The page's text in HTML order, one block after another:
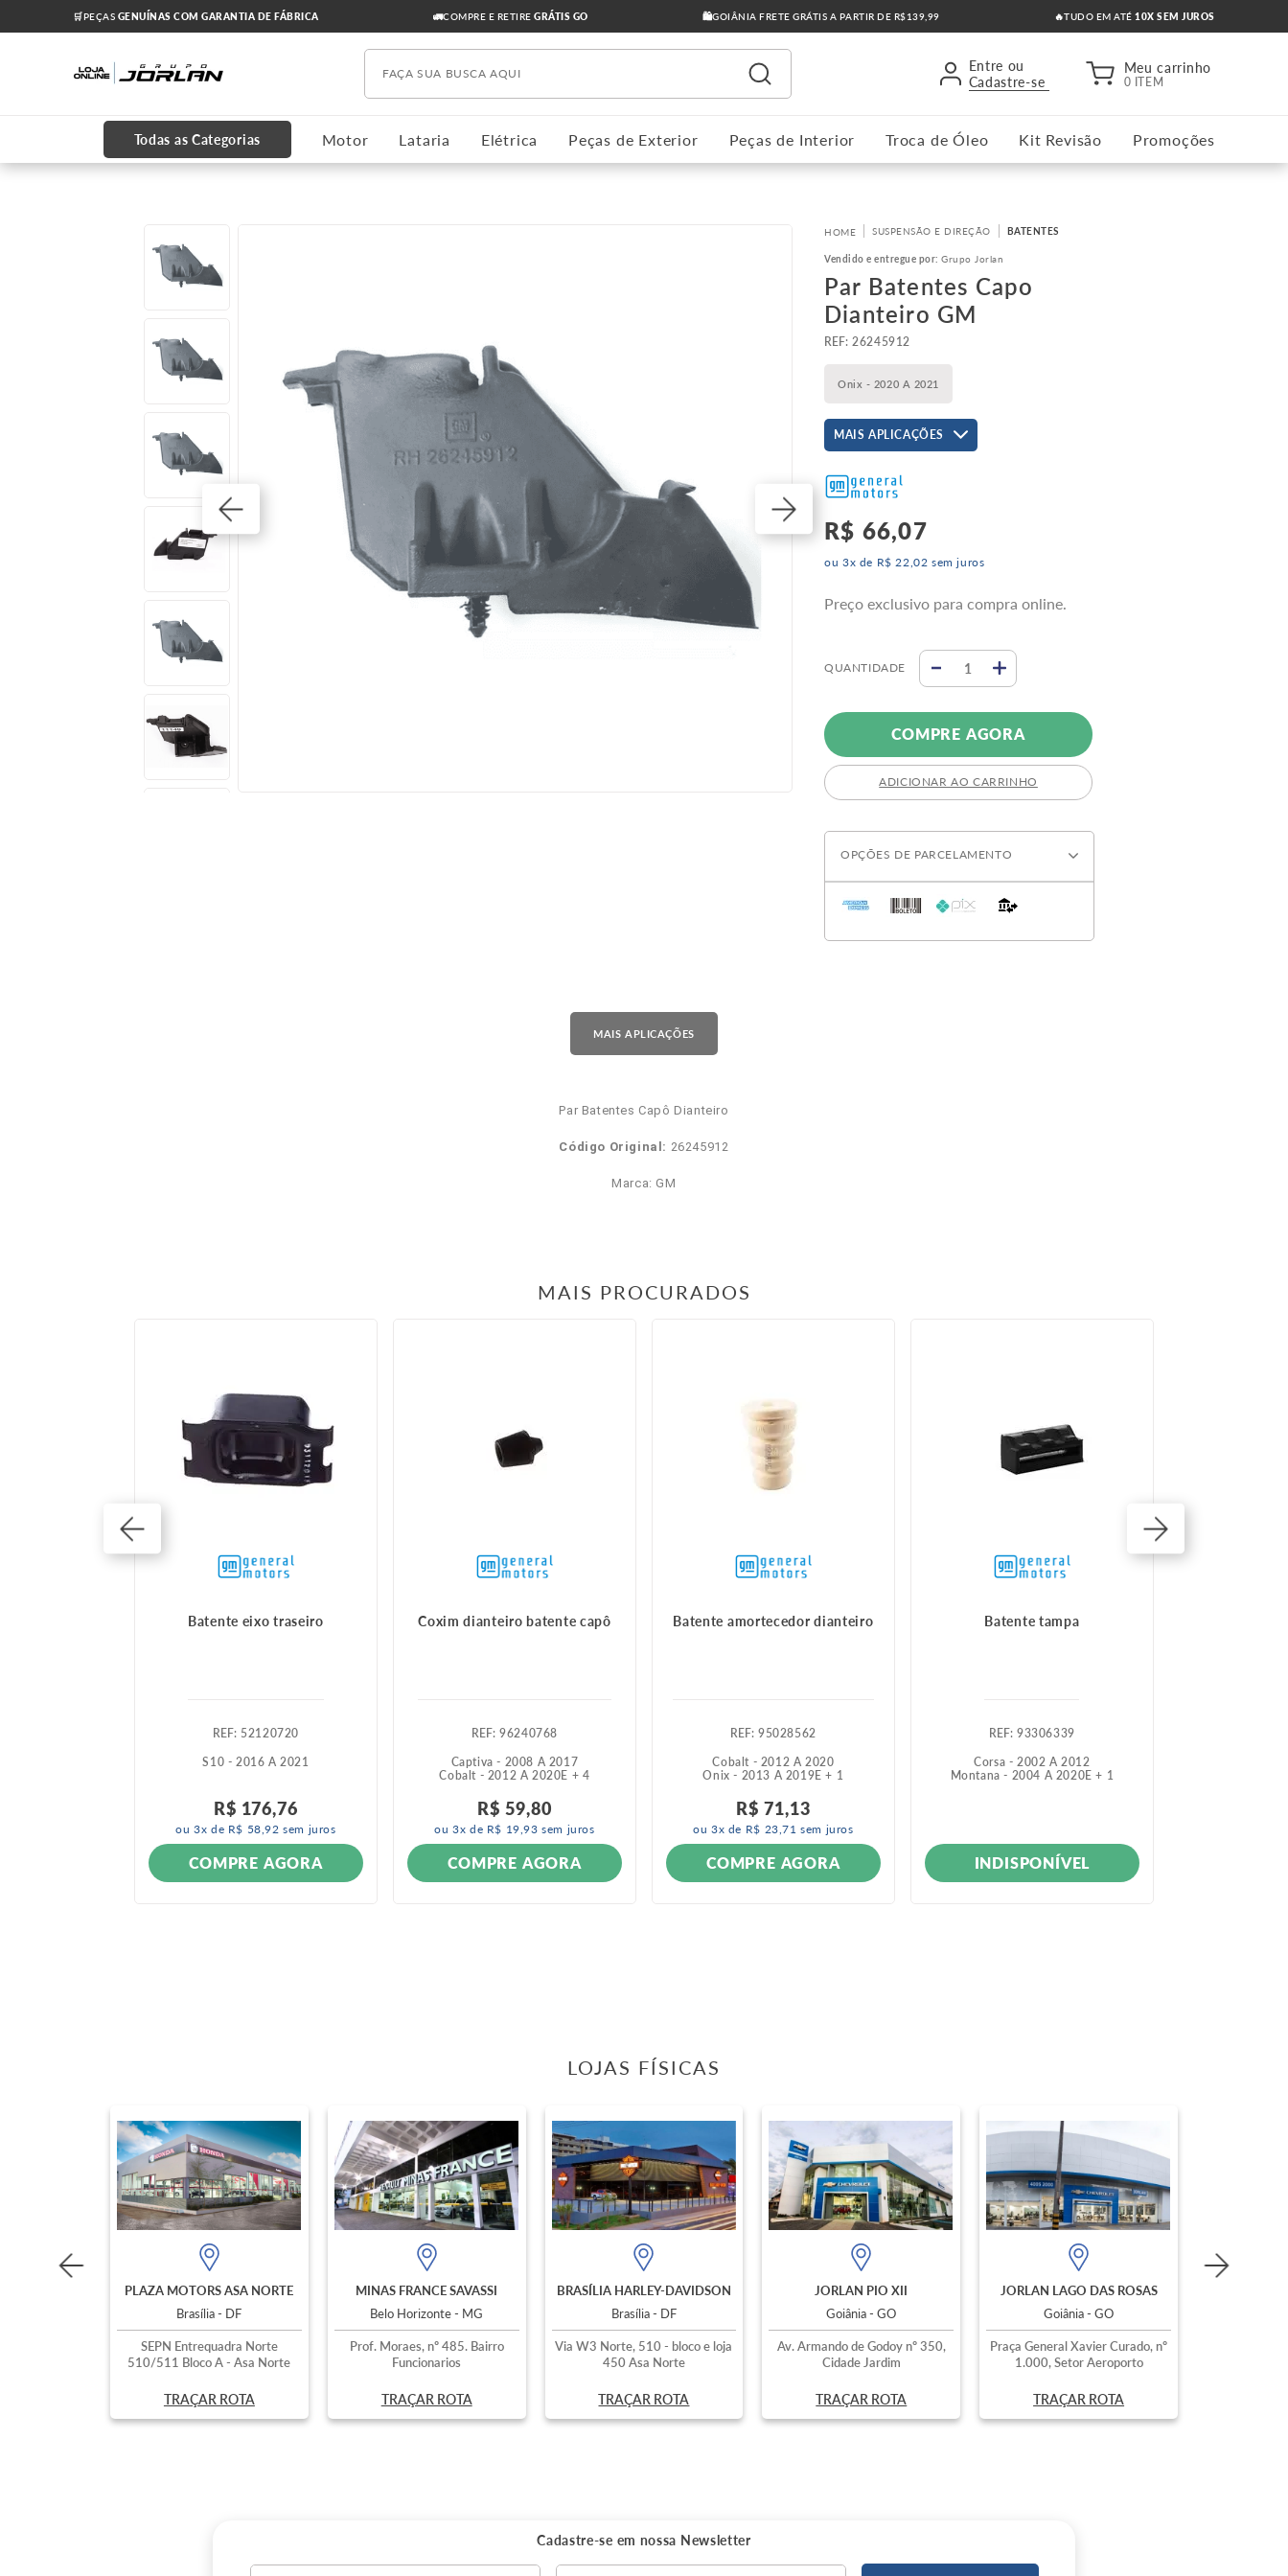
🛒PEÇAS GENUÍNAS COM GARANTIA DE FÁBRICA 🚛COMPRE E RETIREGRÁTIS GO 🛍️GOIÂNIA FRETE GRÁTIS A PARTIR DE R$139,99 🔥TUDO EM ATÉ10X SEM JUROS
Faça sua busca aqui
Entre ou
Cadastre-se
Meu carrinho
0 ITEM
Todas as Categorias Motor Lataria Elétrica Peças de Exterior Peças de Interior Troca de Óleo Kit Revisão Promoções
SUSPENSÃO E DIREÇÃO BATENTES
Vendido e entregue por:Grupo Jorlan
Par Batentes Capo
Dianteiro GM
:26245912
Onix - 2020 A 2021
MAIS APLICAÇÕES
R$ 66,07
ou 3x de R$ 22 ,02 sem juros
Preço exclusivo para compra online.
QUANTIDADE
COMPRE AGORA
ADICIONAR AO CARRINHO
OPÇÕES DE PARCELAMENTO
MAIS APLICAÇÕES
Par Batentes Capô Dianteiro
Código Original: 26245912
Marca: GM
MAIS PROCURADOS
Batente eixo traseiro
: 52120720
S10 - 2016 A 2021
R$ 176,76
ou3x de R$ 58 ,92 sem juros
COMPRE AGORA
Coxim dianteiro batente capô
:96240768
Captiva - 2008 A 2017
Cobalt - 2012 A 2020E + 4
R$ 59,80
ou3x de R$ 19 ,93 sem juros
COMPRE AGORA
Batente amortecedor dianteiro
:95028562
Cobalt - 2012 A 2020
Onix - 2013 A 2019E + 1
R$ 71,13
ou3x de R$ 23 ,71 sem juros
COMPRE AGORA
Batente tampa
:93306339
Corsa - 2002 A 2012
Montana - 2004 A 2020E + 1
INDISPONÍVEL
LOJAS FÍSICAS
PLAZA MOTORS ASA NORTE
Brasília - DF
SEPN Entrequadra Norte
510/511 Bloco A - Asa Norte
TRAÇAR ROTA
MINAS FRANCE SAVASSI
Belo Horizonte - MG
Prof. Moraes, nº 485. Bairro
Funcionarios
TRAÇAR ROTA
BRASÍLIA HARLEY-DAVIDSON
Brasília - DF
Via W3 Norte, 510 - bloco e loja
450 Asa Norte
TRAÇAR ROTA
JORLAN PIO XII
Goiânia - GO
Av. Armando de Godoy nº 350,
Cidade Jardim
TRAÇAR ROTA
JORLAN LAGO DAS ROSAS
Goiânia - GO
Praça General Xavier Curado, nº
1.000, Setor Aeroporto
TRAÇAR ROTA
Cadastre-se em nossa Newsletter
1
chevrolet
2º
onix
º
cobalt
cruze 2012
10º amortecedores